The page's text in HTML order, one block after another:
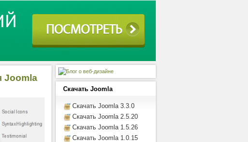
Joomla
Скачать Joomla
Скачать Joomla 3.3.0
Скачать Joomla 2.5.20
Скачать Joomla 1.5.26
Скачать Joomla 1.0.15